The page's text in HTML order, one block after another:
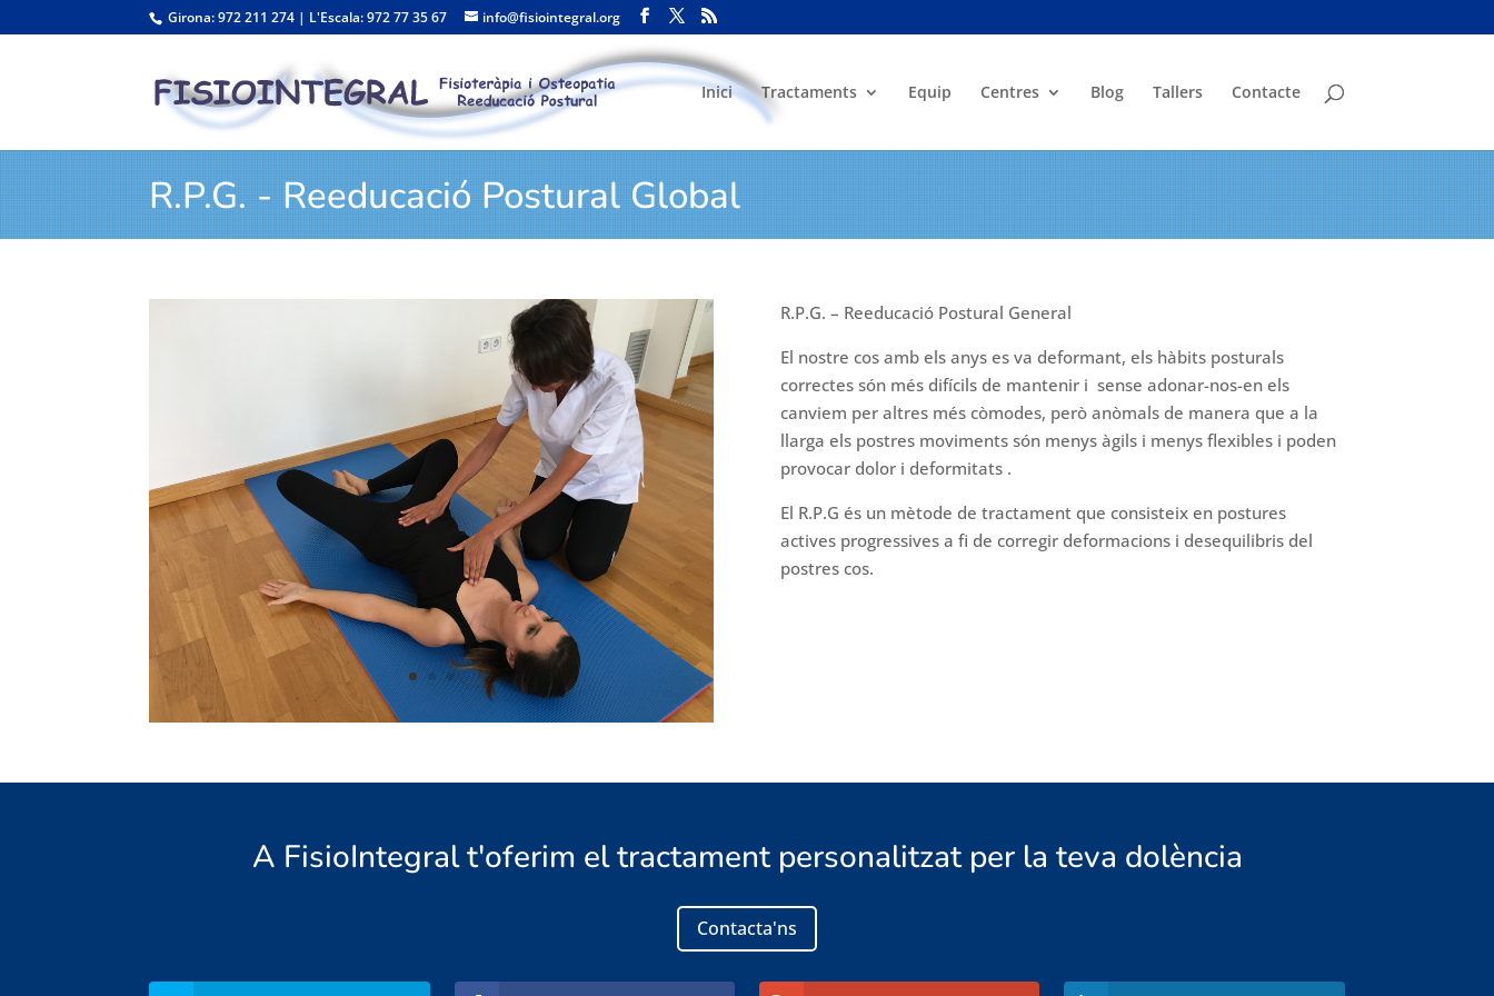
Girona: 972 211 274 | L'Escala: 972 77 35 67 info@fisiointegral.org
Inici Tractaments Equip Centres Blog Tallers Contacte
R.P.G. - Reeducació Postural Global
R.P.G. – Reeducació Postural General
El nostre cos amb els anys es va deformant, els hàbits posturals
correctes són més difícils de mantenir i sense adonar-nos-en els
canviem per altres més còmodes, però anòmals de manera que a la
llarga els postres moviments són menys àgils i menys flexibles i poden
provocar dolor i deformitats .
El R.P.G és un mètode de tractament que consisteix en postures
actives progressives a fi de corregir deformacions i desequilibris del
postres cos.
A FisioIntegral t'oferim el tractament personalitzat per la teva dolència
Contacta'ns